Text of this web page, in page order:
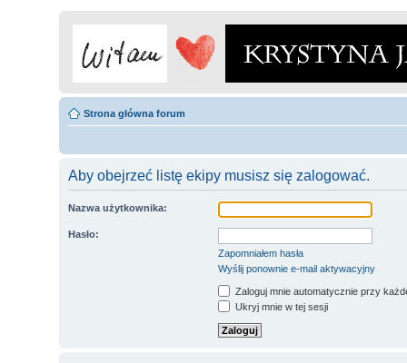
Strona główna forum
Aby obejrzeć listę ekipy musisz się zalogować.
Nazwa użytkownika:
Hasło:
Zapomniałem hasła
Wyślij ponownie e-mail aktywacyjny
Zaloguj mnie automatycznie przy
Ukryj mnie w tej sesji